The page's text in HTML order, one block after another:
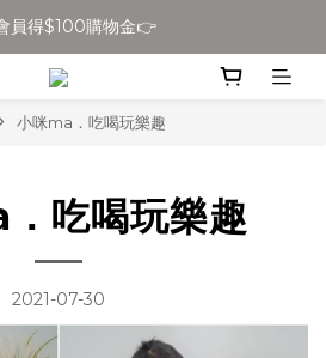
館滿$699免運
員得$100購物金👉
全館滿$699免運
小咪ma．吃喝玩樂趣
吃喝玩樂趣
2021-07-30